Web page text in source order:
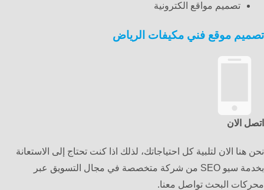
تصميم مواقع الكترونية
تصميم موقع فني مكيفات الرياض
اتصل الان
نحن هنا الان لتلبية كل احتياجاتك، لذلك اذا كنت تحتاج إلى الاستعانة
بخدمة سيو SEO من شركة متخصصة في مجال التسويق عبر
محركات البحث تواصل معنا.